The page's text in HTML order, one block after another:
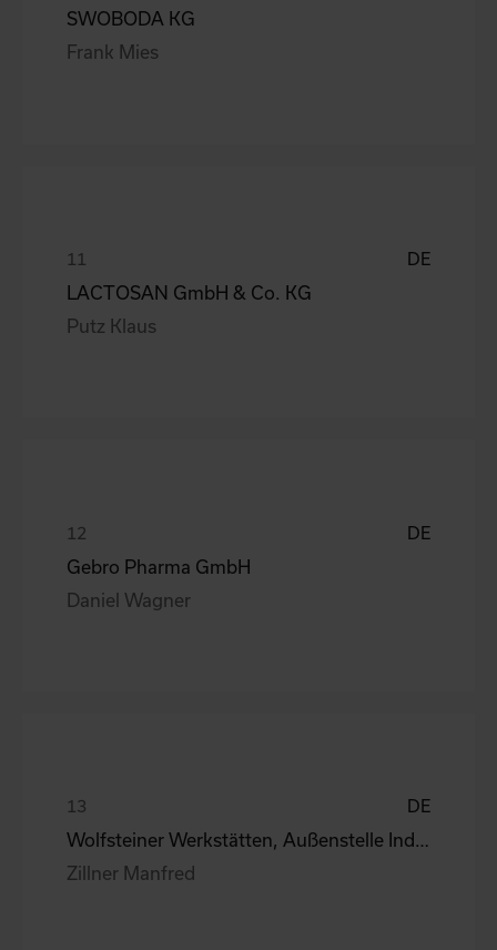
SWOBODA KG
Frank Mies
DE
LACTOSAN GmbH & Co. KG
Putz Klaus
DE
Gebro Pharma GmbH
Daniel Wagner
DE
Zillner Manfred